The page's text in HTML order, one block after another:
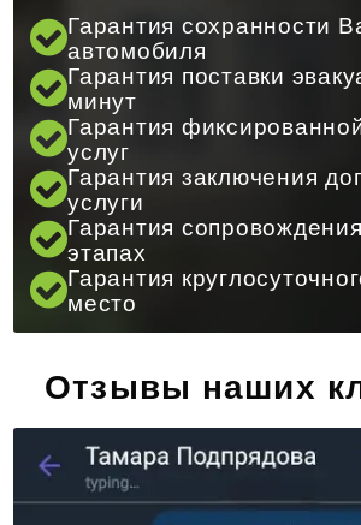
Гарантия сохранности
автомобиля
Гарантия поставки
минут
Гарантия
услуг
Гарантия заключения
услуги
Гарантия
этапах
Гарантия
место
Отзывы наших